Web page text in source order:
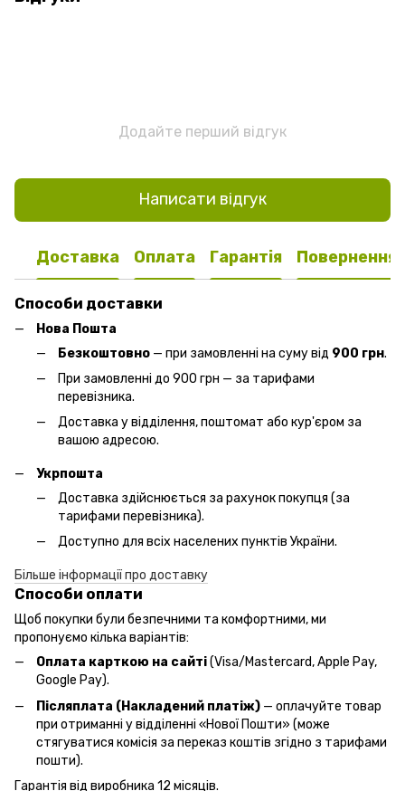
Додайте перший відгук
Написати відгук
Доставка Оплата Гарантія Повернення
Способи доставки
Нова Пошта
Безкоштовно — при замовленні на суму від 900 грн.
При замовленні до 900 грн — за тарифами
перевізника.
Доставка у відділення, поштомат або кур'єром за
вашою адресою.
Укрпошта
Доставка здійснюється за рахунок покупця (за
тарифами перевізника).
Доступно для всіх населених пунктів України.
Більше інформації про доставку
Способи оплати
Щоб покупки були безпечними та комфортними, ми
пропонуємо кілька варіантів:
Оплата карткою на сайті(Visa/Mastercard, Apple Pay,
Google Pay).
Післяплата (Накладений платіж) — оплачуйте товар
при отриманні у відділенні «Нової Пошти» (може
стягуватися комісія за переказ коштів згідно з тарифами
пошти).
Гарантія від виробника 12 місяців.